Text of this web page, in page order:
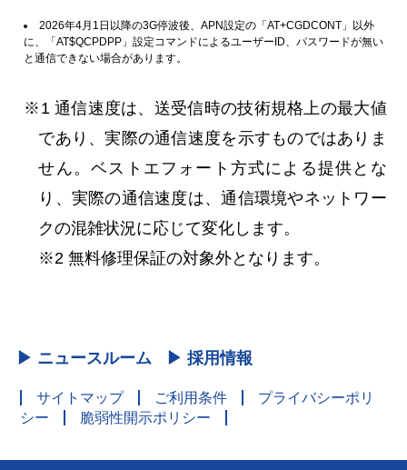
2026年4月1日以降の3G停波後、APN設定の「AT+CGDCONT」以外
に、「AT$QCPDPP」設定コマンドによるユーザーID、パスワードが無い
と通信できない場合があります。
※1 通信速度は、送受信時の技術規格上の最大値
であり、実際の通信速度を示すものではありま
せん。ベストエフォート方式による提供とな
り、実際の通信速度は、通信環境やネットワー
クの混雑状況に応じて変化します。
※2 無料修理保証の対象外となります。
▶ ニュースルーム ▶ 採用情報
サイトマップ ご利用条件
プライバシーポリ
シー
脆弱性開示ポリシー